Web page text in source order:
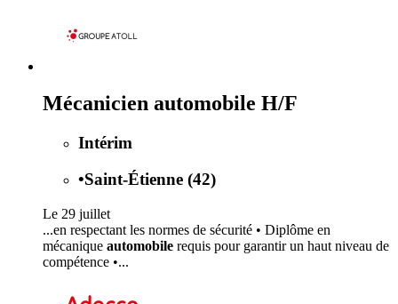
Mécanicien automobile H/F
Intérim
•Saint-Étienne (42)
Le 29 juillet
...en respectant les normes de sécurité • Diplôme en
mécanique automobile requis pour garantir un haut niveau de
compétence •...